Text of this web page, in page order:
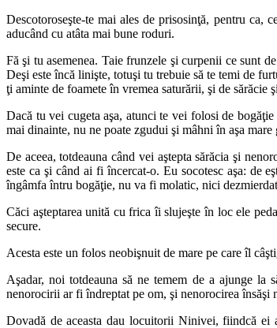
Descotoroseşte-te mai ales de prisosinţă, pentru
aducând cu atâta mai bune roduri.
Fă şi tu asemenea. Taie frunzele şi curpenii ce sunt
Deşi este încă linişte, totuşi tu trebuie să te temi de
ţi aminte de foamete în vremea saturării, şi de sărăcie
Dacă tu vei cugeta aşa, atunci te vei folosi de
mai dinainte, nu ne poate zgudui şi mâhni în aşa mare
De aceea, totdeauna când vei aştepta sărăcia şi
este ca şi când ai fi încercat-o. Eu socotesc aşa: de
îngâmfa întru bogăţie, nu va fi molatic, nici
Căci aşteptarea unită cu frica îi slujeşte în loc ele
secure.
Acesta este un folos neobişnuit de mare pe care îl
Aşadar, noi totdeauna să ne temem de a ajunge la
nenorocirii ar fi îndreptat pe om, şi nenorocirea însăşi
Dovadă de aceasta dau locuitorii Ninivei, fiindcă ei